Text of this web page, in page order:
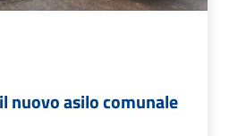
nuovo asilo comunale